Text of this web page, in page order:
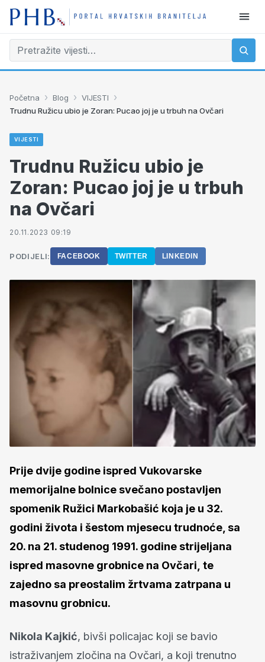
Početna › Blog › VIJESTI ›
Trudnu Ružicu ubio je Zoran: Pucao joj je u trbuh na Ovčari
VIJESTI
Trudnu Ružicu ubio je
Zoran: Pucao joj je u trbuh
na Ovčari
20.11.2023 09:19
PODIJELI: FACEBOOK TWITTER LINKEDIN
Prije dvije godine ispred Vukovarske
memorijalne bolnice svečano postavljen
spomenik Ružici Markobašić koja je u 32.
godini života i šestom mjesecu trudnoće, sa
20. na 21. studenog 1991. godine strijeljana
ispred masovne grobnice na Ovčari, te
zajedno sa preostalim žrtvama zatrpana u
masovnu grobnicu.
Nikola Kajkić, bivši policajac koji se bavio
istraživanjem zločina na Ovčari, a koji trenutno